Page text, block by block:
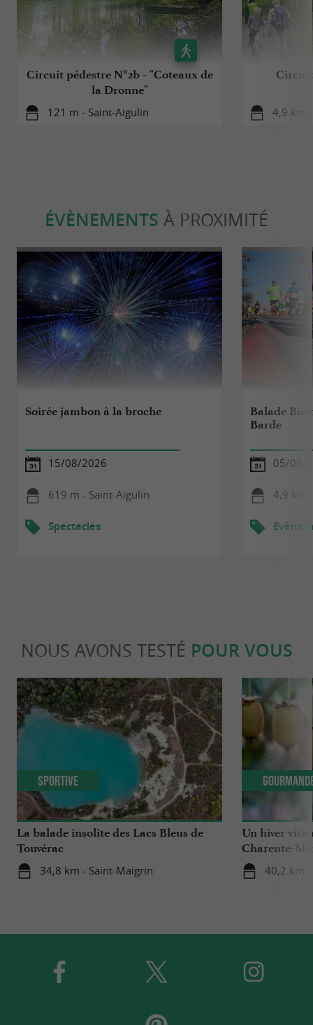
Circuit pédestre N°2b - "Coteaux de
la Dronne"
121 m - Saint-Aigulin
Circuit
4,9 km
ÉVÈNEMENTS À PROXIMITÉ
Soirée jambon à la broche
15/08/2026
619 m - Saint-Aigulin
Spectacles
Balade
Barde
05/09/
4,9 km
NOUS AVONS TESTÉ POUR VOUS
La balade insolite des Lacs Bleus de
Touvérac
34,8 km - Saint-Maigrin
Sportive
Un hiver
Charente-
40,2 km